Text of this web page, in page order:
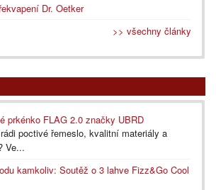
Dr. Oetker
>> všechny články
prkénko FLAG 2.0 značky UBRD
poctivé řemeslo, kvalitní materiály a
Ve...
kamkoliv: Soutěž o 3 lahve Fizz&Go Cool